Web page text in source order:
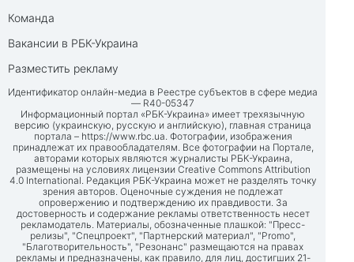
Команда
Вакансии в РБК-Украина
Разместить рекламу
Идентификатор онлайн-медиа в Реестре субъектов в сфере медиа
— R40-05347
Информационный портал «РБК-Украина» имеет трехязычную
версию (украинскую, русскую и английскую), главная страница
портала – https://www.rbc.ua. Фотографии, изображения
принадлежат их правообладателям. Все фотографии на Портале,
авторами которых являются журналисты РБК-Украина,
размещены на условиях лицензии Creative Commons Attribution
4.0 International. Редакция РБК-Украина может не разделять точку
зрения авторов. Оценочные суждения не подлежат
опровержению и подтверждению их правдивости. За
достоверность и содержание рекламы ответственность несет
рекламодатель. Материалы, обозначенные плашкой: "Пресс-
релизы", "Спецпроект", "Партнерский материал", "Promo",
"Благотворительность", "Резонанс" размещаются на правах
рекламы и предназначены, как правило, для лиц, достигших 21-